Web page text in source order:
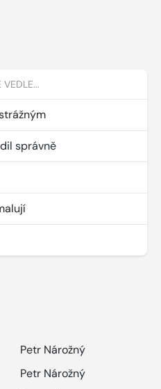
VEDLE...
správně
Petr Nárožný
Petr Nárožný